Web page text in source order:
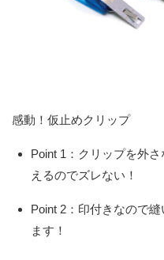
感動！仮止めクリップ
Point 1：クリップを外
えるのでズレない！
Point 2：印付きなので
ます！